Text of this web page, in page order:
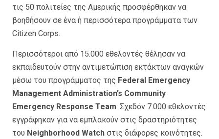
τις 50 πολιτείες της Αμερικής προσφέρθηκαν να
βοηθήσουν σε ένα ή περισσότερα προγράμματα των
Citizen Corps.
Περισσότεροι από 15.000 εθελοντές θέλησαν να
εκπαιδευτούν στην αντιμετώπιση εκτάκτων αναγκών
μέσω του προγράμματος της Federal Emergency
Management Administration’s Community
Emergency Response Team. Σχεδόν 7.000 εθελοντές
εγγράφηκαν για να εμπλακούν στις δραστηριότητες
του Neighborhood Watch στις διάφορες κοινότητες.